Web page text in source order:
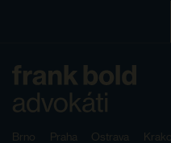
Brno Praha Ostrava